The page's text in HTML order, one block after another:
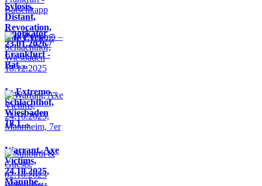
Sylosis,
Distant,
Revocation,
Life Cycle…
Knorkator –
23.01.2026 /
Frankfurt -
Bat…
In Extremo –
Schlachthof,
Wiesbaden
18.1…
Warrant, Axe
Victims,
24.10.2025,
Mannhe…